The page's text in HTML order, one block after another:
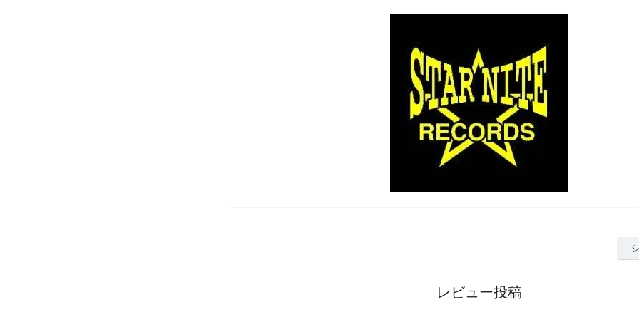
レビュー投稿